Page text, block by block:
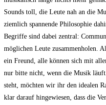
Sounds toll, die Leu­te nah an die
ziem­lich span­nen­de Phi­lo­so­phie
Begrif­fe sind dabei zen­tral:
mög­li­chen Leu­te zusam­men­ho­len.
ein Freund, alle kön­nen sich mit
nur bit­te nicht, wenn die Musik
steht, möch­ten wir ihr den idea­len
klar dar­auf hin­ge­wie­sen, dass die